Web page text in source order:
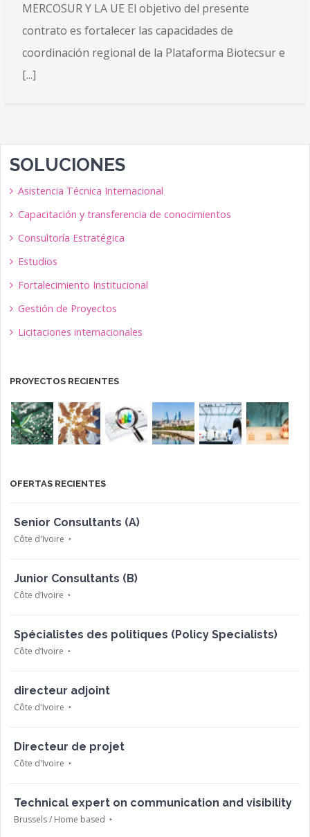
MERCOSUR Y LA UE El objetivo del presente
contrato es fortalecer las capacidades de
coordinación regional de la Plataforma Biotecsur e
[...]
SOLUCIONES
Asistencia Técnica Internacional
Capacitación y transferencia de conocimientos
Consultoría Estratégica
Estudios
Fortalecimiento Institucional
Gestión de Proyectos
Licitaciones internacionales
PROYECTOS RECIENTES
OFERTAS RECIENTES
Senior Consultants (A)
Côte d'Ivoire
Junior Consultants (B)
Côte d’Ivoire
Spécialistes des politiques (Policy Specialists)
Côte d’Ivoire
directeur adjoint
Côte d'Ivoire
Directeur de projet
Côte d'Ivoire
Technical expert on communication and visibility
Brussels / Home based